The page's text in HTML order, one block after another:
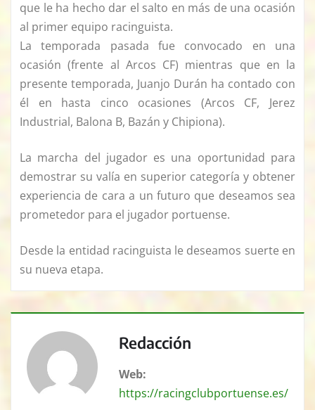
que le ha hecho dar el salto en más de una ocasión
al primer equipo racinguista.
La temporada pasada fue convocado en una
ocasión (frente al Arcos CF) mientras que en la
presente temporada, Juanjo Durán ha contado con
él en hasta cinco ocasiones (Arcos CF, Jerez
Industrial, Balona B, Bazán y Chipiona).
La marcha del jugador es una oportunidad para
demostrar su valía en superior categoría y obtener
experiencia de cara a un futuro que deseamos sea
prometedor para el jugador portuense.
Desde la entidad racinguista le deseamos suerte en
su nueva etapa.
Redacción
Web:
https://racingclubportuense.es/